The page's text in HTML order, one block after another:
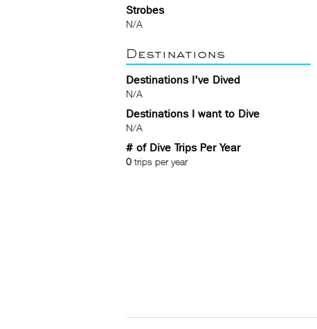
Strobes
N/A
Destinations
Destinations I've Dived
N/A
Destinations I want to Dive
N/A
# of Dive Trips Per Year
0 trips per year